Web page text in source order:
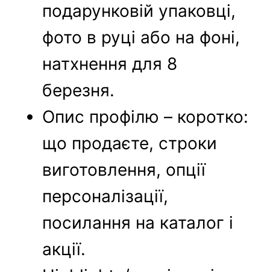
подарунковій упаковці,
фото в руці або на фоні,
натхнення для 8
березня.
Опис профілю – коротко:
що продаєте, строки
виготовлення, опції
персоналізації,
посилання на каталог і
акції.